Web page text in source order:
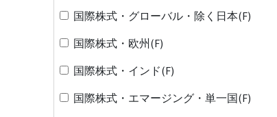
国際株式・グローバル・除く日本(F)
国際株式・欧州(F)
国際株式・インド(F)
国際株式・エマージング・単一国(F)